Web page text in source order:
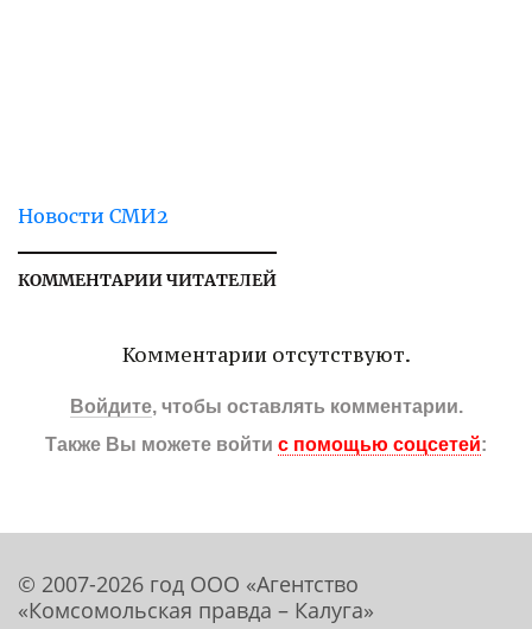
Новости СМИ2
КОММЕНТАРИИ ЧИТАТЕЛЕЙ
Комментарии отсутствуют.
Войдите, чтобы оставлять комментарии.
Также Вы можете войти с помощью соцсетей:
© 2007-2026 год ООО «Агентство
«Комсомольская правда – Калуга»